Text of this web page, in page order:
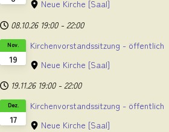
Neue Kirche [Saal]
08.10.26 19:00 - 22:00
19
Nov.
Kirchenvorstandssitzung - öffentlich
Neue Kirche [Saal]
19.11.26 19:00 - 22:00
17
Dez.
Kirchenvorstandssitzung - öffentlich
Neue Kirche [Saal]